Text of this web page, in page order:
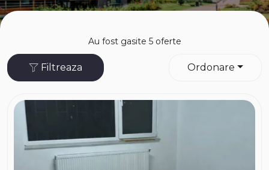
Au fost gasite 5 oferte
Ordonare
Filtreaza